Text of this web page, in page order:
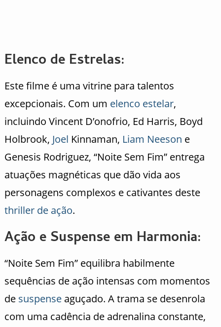
Elenco de Estrelas:
Este filme é uma vitrine para talentos
excepcionais. Com um elenco estelar,
incluindo Vincent D’onofrio, Ed Harris, Boyd
Holbrook, Joel Kinnaman, Liam Neeson e
Genesis Rodriguez, “Noite Sem Fim” entrega
atuações magnéticas que dão vida aos
personagens complexos e cativantes deste
thriller de ação.
Ação e Suspense em Harmonia:
“Noite Sem Fim” equilibra habilmente
sequências de ação intensas com momentos
de suspenseaguçado. A trama se desenrola
com uma cadência de adrenalina constante,